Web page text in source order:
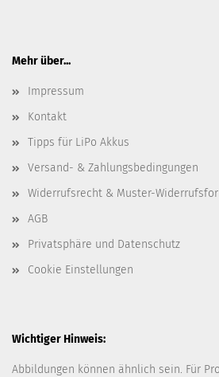
Mehr über...
Impressum
Kontakt
Tipps für LiPo Akkus
Versand- & Zahlungsbedingungen
Widerrufsrecht & Muster-
AGB
Privatsphäre und Datenschutz
Cookie Einstellungen
Wichtiger Hinweis:
Abbildungen können ähnlich sein. Für